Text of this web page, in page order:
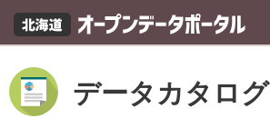
データカタログ